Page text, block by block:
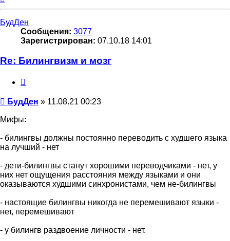
БудДен
Сообщения: 3077
Зарегистрирован: 07.10.18 14:01
Re: Билингвизм и мозг
Сообщение
БудДен » 11.08.21 00:23
Мифы:
- билингвы должны постоянно переводить с худшего языка
на лучший - нет
- дети-билингвы станут хорошими переводчиками - нет, у
них нет ощущения расстояния между языками и они
оказываются худшими синхронистами, чем не-билингвы
- настоящие билингвы никогда не перемешивают языки -
нет, перемешивают
- у билингв раздвоение личности - нет.